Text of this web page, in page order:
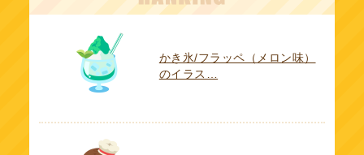
かき氷/フラッペ（メロン味）
のイラス…